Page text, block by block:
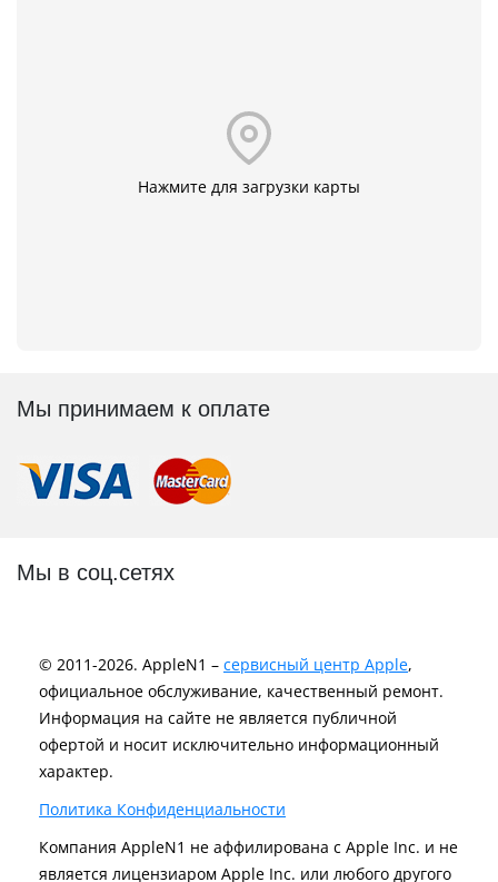
Нажмите для загрузки карты
Мы принимаем к оплате
Мы в соц.сетях
© 2011-2026. AppleN1 – сервисный центр Apple,
официальное обслуживание, качественный ремонт.
Информация на сайте не является публичной
офертой и носит исключительно информационный
характер.
Политика Конфиденциальности
Компания AppleN1 не аффилирована c Apple Inc. и не
является лицензиаром Apple Inc. или любого другого